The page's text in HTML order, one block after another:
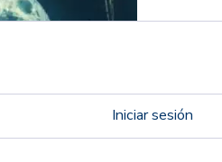
Iniciar sesión